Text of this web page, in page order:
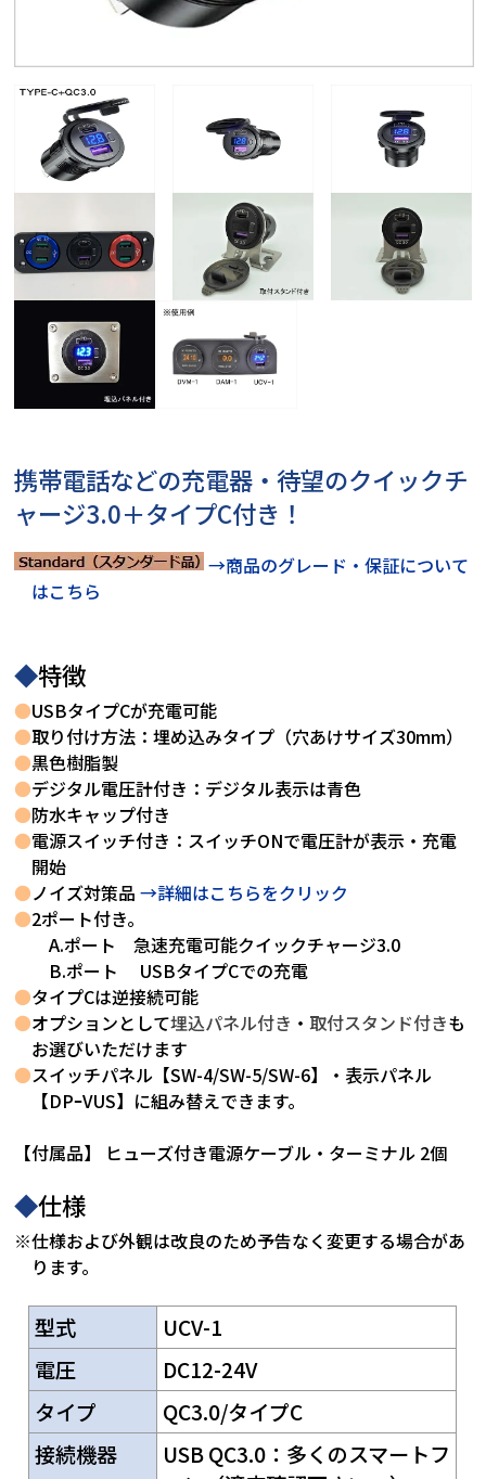
携帯電話などの充電器・待望のクイックチ
ャージ3.0＋タイプC付き！
→商品のグレード・保証について
はこちら
◆特徴
●USBタイプCが充電可能
●取り付け方法：埋め込みタイプ（穴あけサイズ30mm）
●黒色樹脂製
●デジタル電圧計付き：デジタル表示は青色
●防水キャップ付き
●電源スイッチ付き：スイッチONで電圧計が表示・充電
開始
●ノイズ対策品 →詳細はこちらをクリック
●2ポート付き。
A.ポート 急速充電可能クイックチャージ3.0
B.ポート USBタイプCでの充電
●タイプCは逆接続可能
●オプションとして埋込パネル付き ・取付スタンド付きも
お選びいただけます
●スイッチパネル【SW-4/SW-5/SW-6】・表示パネル
【DPｰVUS】に組み替えできます。
【付属品】 ヒューズ付き電源ケーブル・ターミナル 2個
◆仕様
※仕様および外観は改良のため予告なく変更する場合があ
ります。
型式
UCV-1
電圧
DC12-24V
タイプ
QC3.0/タイプC
接続機器
USB QC3.0：多くのスマートフ